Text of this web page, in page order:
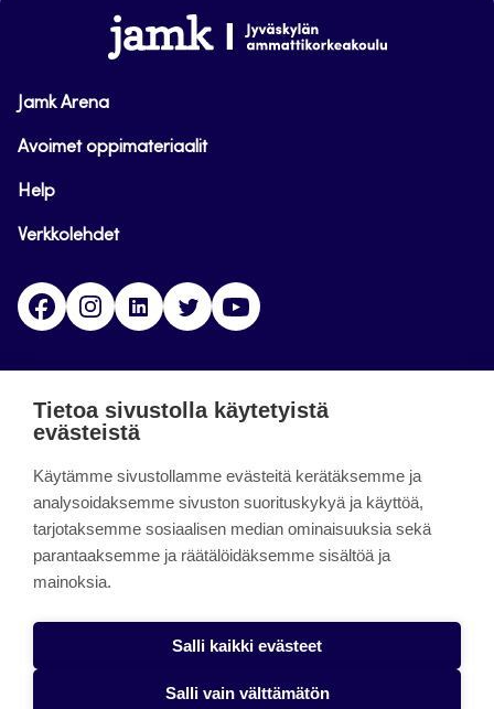
www.jamk.fi
Jamk Arena
Avoimet oppimateriaalit
Help
Verkkolehdet
FacebookInstagramLinkedinTwitter
päättynyt 11.9.2023.
About the site
Käyttöehdot
Saavutettavuusseloste
Alasottoilmoitus
Tietoa sivustolla käytetyistä
evästeistä
Käytämme sivustollamme evästeitä kerätäksemme ja
analysoidaksemme sivuston suorituskykyä ja käyttöä,
tarjotaksemme sosiaalisen median ominaisuuksia sekä
parantaaksemme ja räätälöidäksemme sisältöä ja
mainoksia.
Salli kaikki evästeet
Salli vain välttämätön